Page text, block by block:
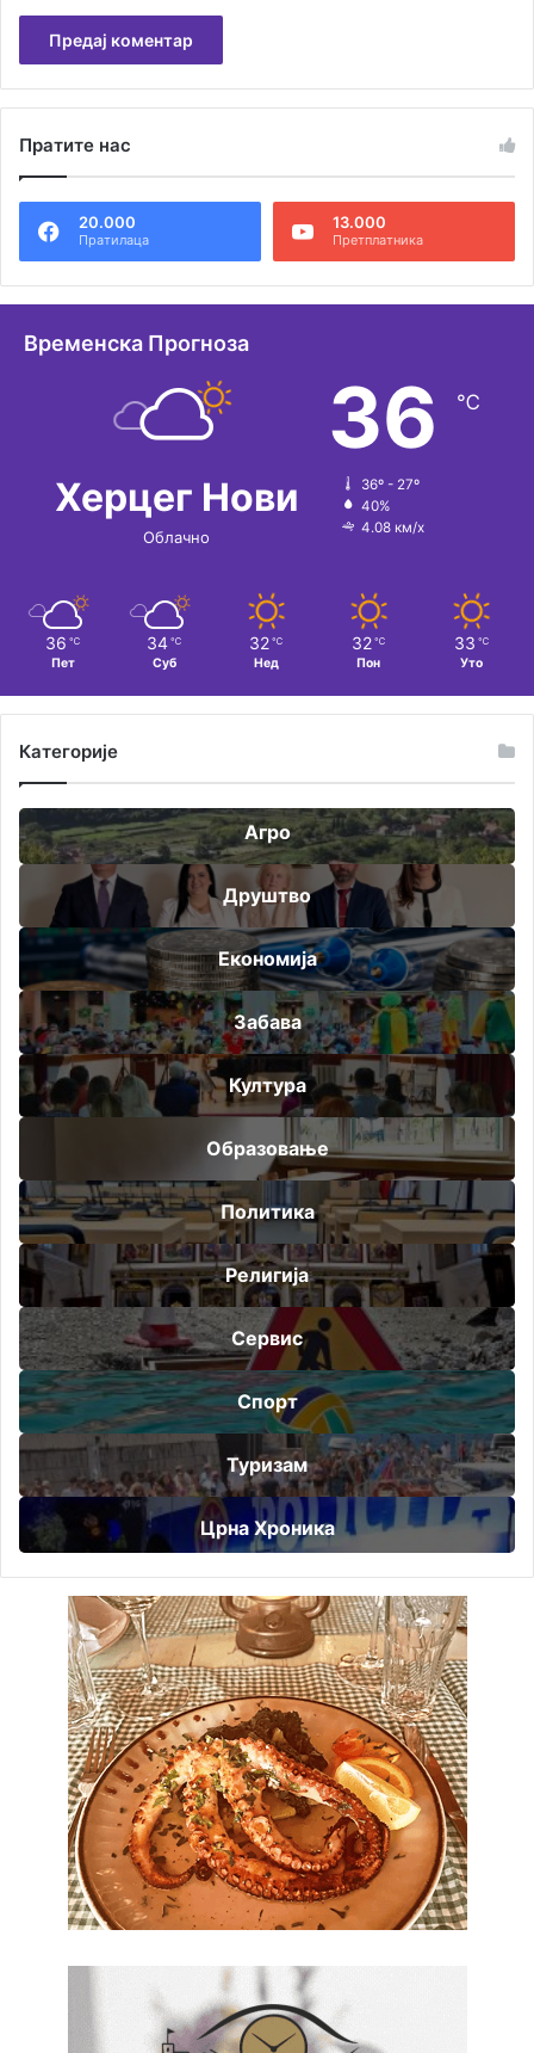
т
н
т
Пратите нас
20.000
Пратилаца
13.000
Претплатника
Временска Прогноза
Херцег Нови
Облачно
36 ℃
36º - 27º
40%
4.08 км/х
36 ℃
Пет
34 ℃
Суб
32 ℃
Нед
32 ℃
Пон
33 ℃
Уто
Категорије
Агро
Друштво
Економија
Забава
Култура
Образовање
Политика
Религија
Сервис
Спорт
Туризам
Црна Хроника